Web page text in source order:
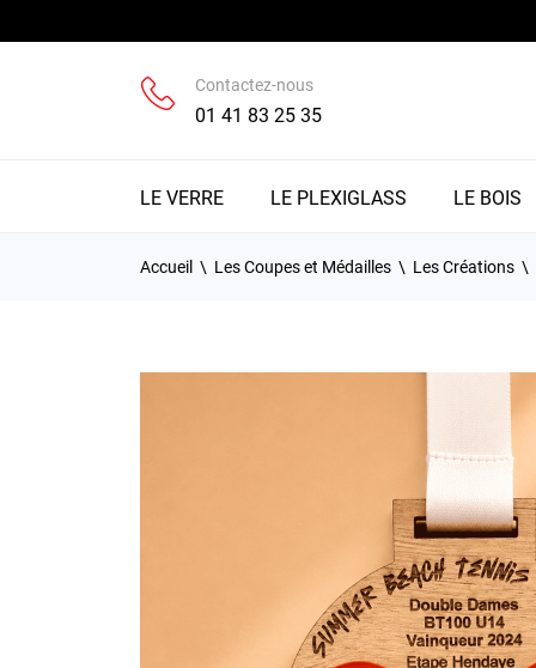
Contactez-nous
01 41 83 25 35
LE VERRE LE PLEXIGLASS LE BOIS
Accueil Les Coupes et Médailles Les Créations